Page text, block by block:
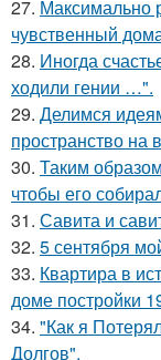
27. Максимально
чувственный
28. Иногда
ходили гении …".
29. Делимся
пространство на
30. Таким
чтобы его
31. Савита и
32. 5 сентября
33. Квартира в
доме постройки
34. "Как я
Долгов".